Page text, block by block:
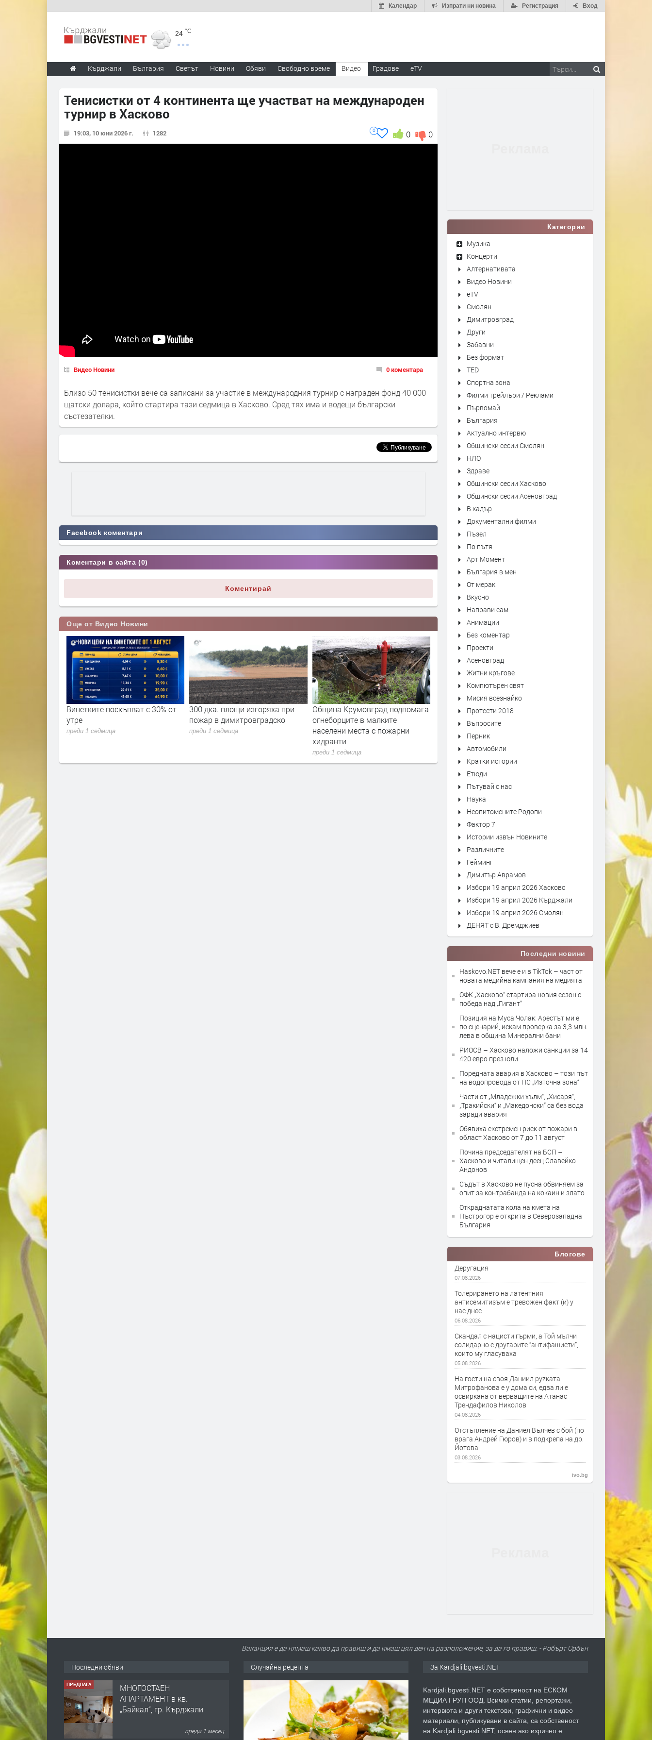
Вход
Регистрация
Изпрати ни новина
Календар
24 °C
Кърджали България Светът Новини Обяви Свободно време Видео Градове eTV
Тенисистки от 4 континента ще участват на международен
турнир в Хасково
19:03, 10 юни 2026 г. 1282 0
0
0
Видео Новини 0 коментара
Близо 50 тенисистки вече са записани за участие в международния турнир с награден фонд 40 000
щатски долара, който стартира тази седмица в Хасково. Сред тях има и водещи български
състезателки.
Facebook коментари
Коментари в сайта (0)
Коментирай
Още от Видео Новини
Винетките поскъпват с 30% от
утре
преди 1 седмица
300 дка. площи изгоряха при
пожар в димитровградско
преди 1 седмица
Община Крумовград подпомага
огнеборците в малките
населени места с пожарни
хидранти
преди 1 седмица
Първо издание на „Записки по
българските въстания“ от 1892
г. може да се види в архива на
Кърджали
преди 1 седмица
Категории
Музика
Концерти
Алтернативата
Видео Новини
eTV
Смолян
Димитровград
Други
Забавни
Без формат
TED
Спортна зона
Филми трейлъри / Реклами
Първомай
България
Актуално интервю
Общински сесии Смолян
НЛО
Здраве
Общински сесии Хасково
Общински сесии Асеновград
В кадър
Документални филми
Пъзел
По пътя
Арт Момент
България в мен
От мерак
Вкусно
Направи сам
Анимации
Без коментар
Проекти
Асеновград
Житни кръгове
Компютърен свят
Мисия всезнайко
Протести 2018
Въпросите
Перник
Автомобили
Кратки истории
Етюди
Пътувай с нас
Наука
Неопитомените Родопи
Фактор 7
Истории извън Новините
Различните
Гейминг
Димитър Аврамов
Избори 19 април 2026 Хасково
Избори 19 април 2026 Кърджали
Избори 19 април 2026 Смолян
ДЕНЯТ с В. Дремджиев
Последни новини
Haskovo.NET вече е и в TikTok – част от
новата медийна кампания на медията
ОФК „Хасково“ стартира новия сезон с
победа над „Гигант“
Позиция на Муса Чолак: Арестът ми е
по сценарий, искам проверка за 3,3 млн.
лева в община Минерални бани
РИОСВ – Хасково наложи санкции за 14
420 евро през юли
Поредната авария в Хасково – този път
на водопровода от ПС „Източна зона“
Части от „Младежки хълм“, „Хисаря“,
„Тракийски“ и „Македонски“ са без вода
заради авария
Обявиха екстремен риск от пожари в
област Хасково от 7 до 11 август
Почина председателят на БСП –
Хасково и читалищен деец Славейко
Андонов
Съдът в Хасково не пусна обвиняем за
опит за контрабанда на кокаин и злато
Откраднатата кола на кмета на
Пъстрогор е открита в Северозападна
България
Блогове
Деругация
07.08.2026
Толерирането на латентния
антисемитизъм е тревожен факт (и) у
нас днес
06.08.2026
Скандал с нацисти гърми, а Той мълчи
солидарно с другарите “антифашисти”,
които му гласуваха
05.08.2026
На гости на своя Даниил руzката
Митрофанова е у дома си, едва ли е
освиркана от верващите на Атанас
Трендафилов Николов
04.08.2026
Отстъпление на Даниел Вълчев с бой (по
врага Андрей Гюров) и в подкрепа на др.
Йотова
03.08.2026
ivo.bg
Ваканция е да нямаш какво да правиш и да имаш цял ден на разположение, за да го правиш. - Робърт Орбън
Последни обяви
ПРЕДЛАГА
МНОГОСТАЕН
АПАРТАМЕНТ в кв.
„Байкал“, гр. Кърджали
преди 1 месец
Случайна рецепта За Kardjali.bgvesti.NET
Kardjali.bgvesti.NET е собственост на ЕСКОМ
МЕДИА ГРУП ООД. Всички статии, репортажи,
интервюта и други текстови, графични и видео
материали, публикувани в сайта, са собственост
на Kardjali.bgvesti.NET, освен ако изрично е